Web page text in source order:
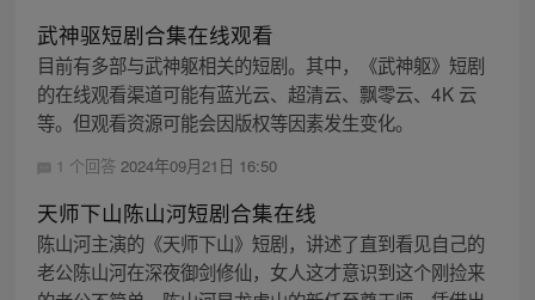
武神驱短剧合集在线观看
目前有多部与武神躯相关的短剧。其中，《武神躯》短剧
的在线观看渠道可能有蓝光云、超清云、飘零云、4K 云
等。但观看资源可能会因版权等因素发生变化。
1 个回答 2024年09月21日 16:50
天师下山陈山河短剧合集在线
陈山河主演的《天师下山》短剧，讲述了直到看见自己的
老公陈山河在深夜御剑修仙，女人这才意识到这个刚捡来